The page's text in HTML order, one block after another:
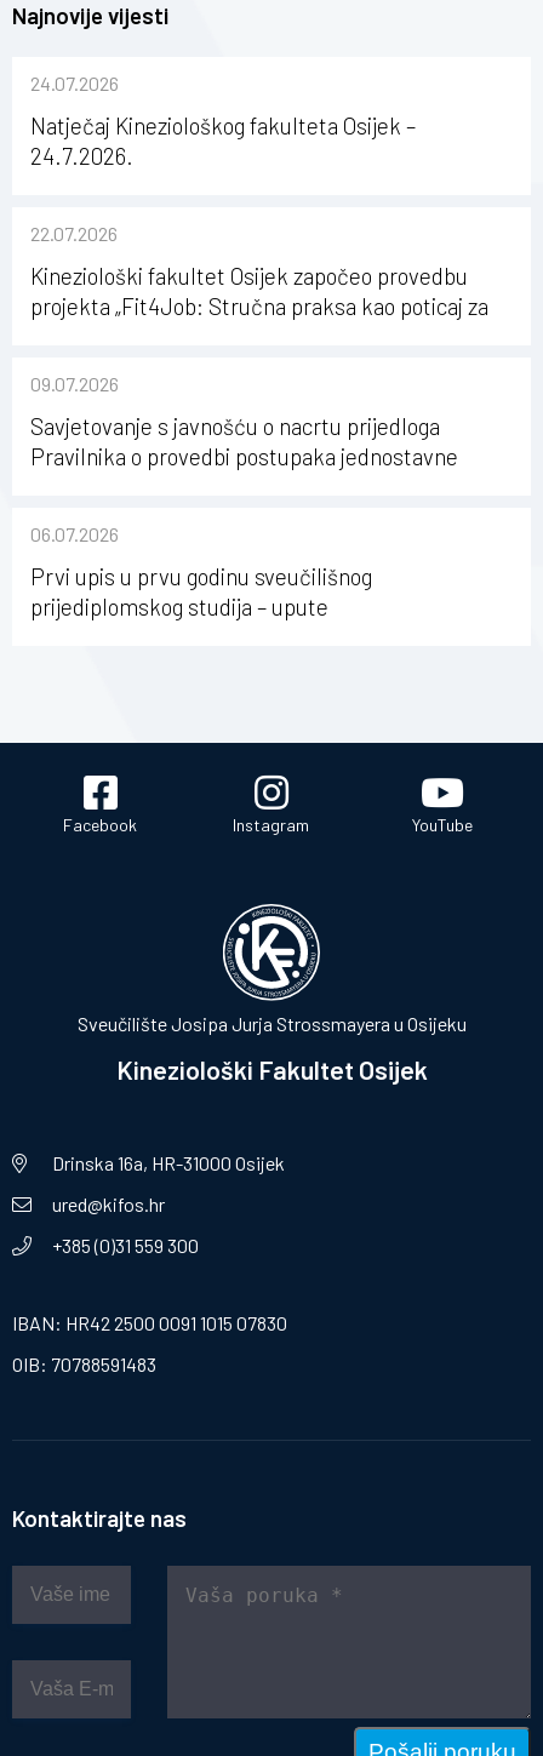
Najnovije vijesti
24.07.2026
Natječaj Kineziološkog fakulteta Osijek –
24.7.2026.
22.07.2026
Kineziološki fakultet Osijek započeo provedbu
projekta „Fit4Job: Stručna praksa kao poticaj za
09.07.2026
Savjetovanje s javnošću o nacrtu prijedloga
Pravilnika o provedbi postupaka jednostavne
Osijeku
06.07.2026
Prvi upis u prvu godinu sveučilišnog
prijediplomskog studija – upute
Facebook Instagram YouTube
Sveučilište Josipa Jurja Strossmayera u Osijeku
Kineziološki Fakultet Osijek
Drinska 16a, HR-31000 Osijek
ured@kifos.hr
+385 (0)31 559 300
IBAN: HR42 2500 0091 1015 07830
OIB: 70788591483
Kontaktirajte nas